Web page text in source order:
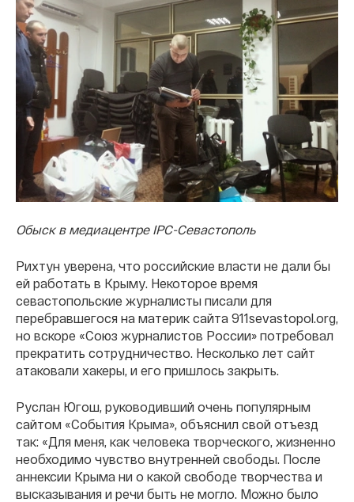
Обыск в медиацентре IPC-Севастополь
Рихтун уверена, что российские власти не дали бы
ей работать в Крыму. Некоторое время
севастопольские журналисты писали для
перебравшегося на материк сайта 911sevastopol.org,
но вскоре «Союз журналистов России» потребовал
прекратить сотрудничество. Несколько лет сайт
атаковали хакеры, и его пришлось закрыть.
Руслан Югош, руководивший очень популярным
сайтом «События Крыма», объяснил свой отъезд
так: «Для меня, как человека творческого, жизненно
необходимо чувство внутренней свободы. После
аннексии Крыма ни о какой свободе творчества и
высказывания и речи быть не могло. Можно было